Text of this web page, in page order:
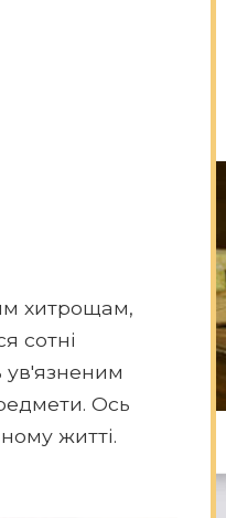
хитрощам,
сотні
ув'язненим
Ось
житті.